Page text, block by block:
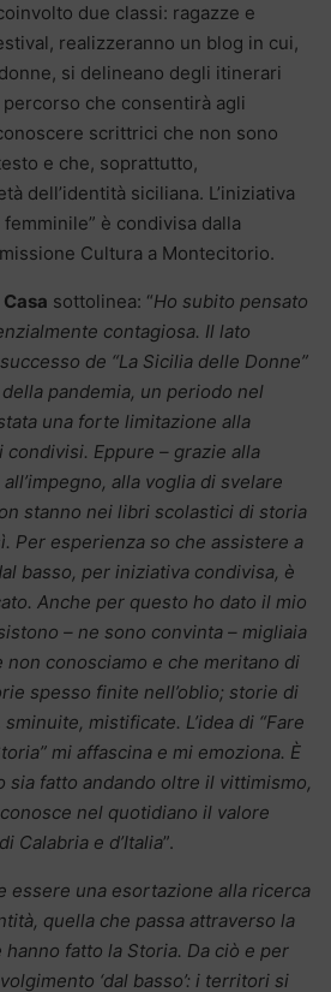
due classi: ragazze e
realizzeranno un blog in cui,
si delineano degli itinerari
che consentirà agli
scrittrici che non sono
e che, soprattutto,
dell’identità siciliana. L’iniziativa
è condivisa dalla
Cultura a Montecitorio.
sottolinea: “Ho subito pensato
contagiosa. Il lato
de “La Sicilia delle Donne”
pandemia, un periodo nel
una forte limitazione alla
Eppure – grazie alla
alla voglia di svelare
stanno nei libri scolastici di storia
Per esperienza so che assistere a
basso, per iniziativa condivisa, è
Anche per questo ho dato il mio
– ne sono convinta – migliaia
non conosciamo e che meritano di
spesso finite nell’oblio; storie di
mistificate. L’idea di “Fare
mi affascina e mi emoziona. È
sia fatto andando oltre il vittimismo,
nel quotidiano il valore
Calabria e d’Italia”.
essere una esortazione alla ricerca
quella che passa attraverso la
fatto la Storia. Da ciò e per
‘dal basso’: i territori si